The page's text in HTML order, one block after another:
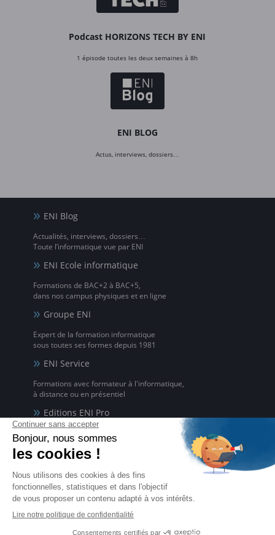
Podcast HORIZONS TECH BY ENI
1 épisode toutes les deux semaines à 8h
ENI BLOG
Actus, interviews, dossiers…
ENI Blog
Actualités, interviews, dossiers…
Toute l’informatique vue par ENI
ENI Ecole informatique
Formations de BAC+2 à BAC+5,
dans nos campus physiques et en ligne
Groupe ENI
Expert de la formation informatique
sous toutes ses formes depuis 1981
ENI Service
Formations avec formateur à l'informatique,
à distance ou en présentiel
Editions ENI Pro
pour les organismes de formation
ENI elearning
La solution de formation à l'informatique en ligne,
disponible en 5 langues
Certifications ENI
Certifications à l'informatique